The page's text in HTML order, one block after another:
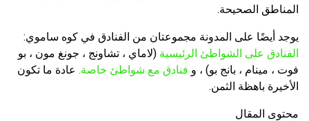
المناطق الصحيحة.
يوجد أيضًا على المدونة مجموعتان من الفنادق في كوه ساموي:
الفنادق على الشواطئ الرئيسية (لاماي ، تشاونج ، جونغ مون ، بو
فوت ، مينام ، بانج بو) ، و فنادق مع شواطئ خاصة. عادة ما تكون
الأخيرة باهظة الثمن.
محتوى المقال